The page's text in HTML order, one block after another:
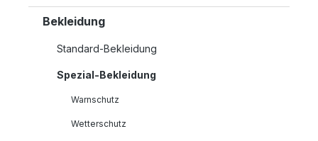
Bekleidung
Standard-Bekleidung
Spezial-Bekleidung
Warnschutz
Wetterschutz